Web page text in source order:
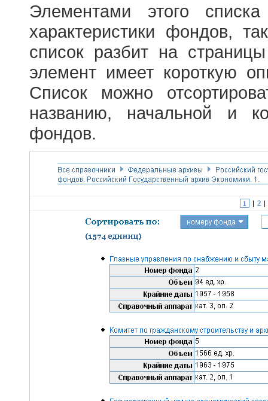
Элементами этого
характеристики фондов,
список разбит на
элемент имеет короткую
Список можно
названию, начальной и
фондов.